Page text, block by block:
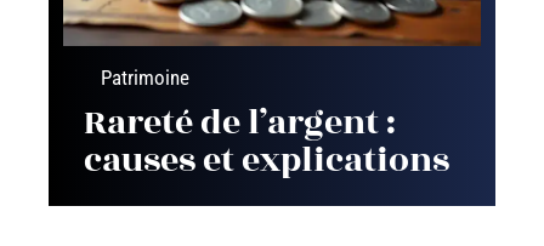
Patrimoine
Rareté de l’argent :
causes et explications